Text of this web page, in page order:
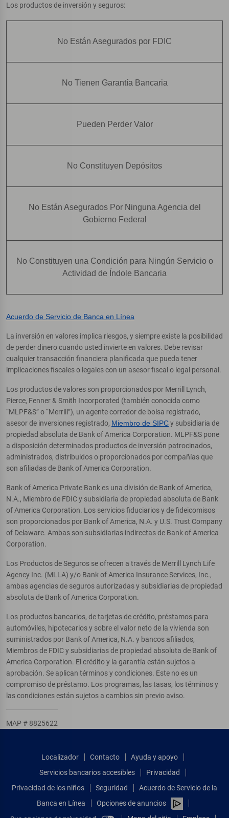
Los productos de inversión y seguros:
No Están Asegurados por FDIC
No Tienen Garantía Bancaria
Pueden Perder Valor
No Constituyen Depósitos
No Están Asegurados Por Ninguna Agencia del
Gobierno Federal
No Constituyen una Condición para Ningún Servicio o
Actividad de Índole Bancaria
Acuerdo de Servicio de Banca en Línea
La inversión en valores implica riesgos, y siempre existe la posibilidad
de perder dinero cuando usted invierte en valores. Debe revisar
cualquier transacción financiera planificada que pueda tener
implicaciones fiscales o legales con un asesor fiscal o legal personal.
Los productos de valores son proporcionados por Merrill Lynch,
Pierce, Fenner & Smith Incorporated (también conocida como
“MLPF&S” o “Merrill”), un agente corredor de bolsa registrado,
asesor de inversiones registrado, Miembro de SIPCy subsidiaria de
propiedad absoluta de Bank of America Corporation. MLPF&S pone
a disposición determinados productos de inversión patrocinados,
administrados, distribuidos o proporcionados por compañías que
son afiliadas de Bank of America Corporation.
Bank of America Private Bank es una división de Bank of America,
N.A., Miembro de FDIC y subsidiaria de propiedad absoluta de Bank
of America Corporation. Los servicios fiduciarios y de fideicomisos
son proporcionados por Bank of America, N.A. y U.S. Trust Company
of Delaware. Ambas son subsidiarias indirectas de Bank of America
Corporation.
Los Productos de Seguros se ofrecen a través de Merrill Lynch Life
Agency Inc. (MLLA) y/o Bank of America Insurance Services, Inc.,
ambas agencias de seguros autorizadas y subsidiarias de propiedad
absoluta de Bank of America Corporation.
Los productos bancarios, de tarjetas de crédito, préstamos para
automóviles, hipotecarios y sobre el valor neto de la vivienda son
suministrados por Bank of America, N.A. y bancos afiliados,
Miembros de FDIC y subsidiarias de propiedad absoluta de Bank of
America Corporation. El crédito y la garantía están sujetos a
aprobación. Se aplican términos y condiciones. Este no es un
compromiso de préstamo. Los programas, las tasas, los términos y
las condiciones están sujetos a cambios sin previo aviso.
MAP # 8825622
Localizador Contacto
Ayuda y apoyo
Servicios bancarios accesibles
Privacidad
Privacidad de los niños
Seguridad
Acuerdo de Servicio de la
Banca en Línea
Opciones de anuncios